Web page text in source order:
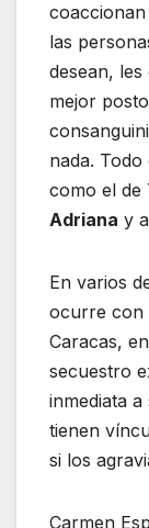
las
desean,
mejor
nada.
como el de
Adriana y
En varios
ocurre con
Caracas,
secuestro
inmediata
tienen
si los
Carmen